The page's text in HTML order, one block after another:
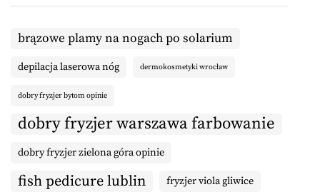
brązowe plamy na nogach po solarium
depilacja laserowa nóg dermokosmetyki wrocław
dobry fryzjer bytom opinie
dobry fryzjer warszawa farbowanie
dobry fryzjer zielona góra opinie
fish pedicure lublin fryzjer viola gliwice